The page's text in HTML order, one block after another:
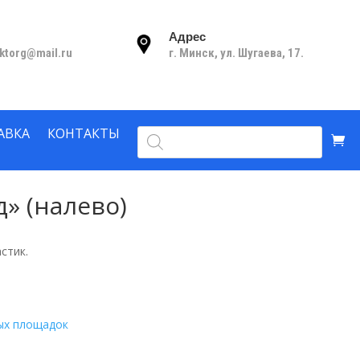
Адрес
г. Минск, ул. Шугаева, 17.
КОНТАКТЫ Поиск
товаров
(налево)
площадок